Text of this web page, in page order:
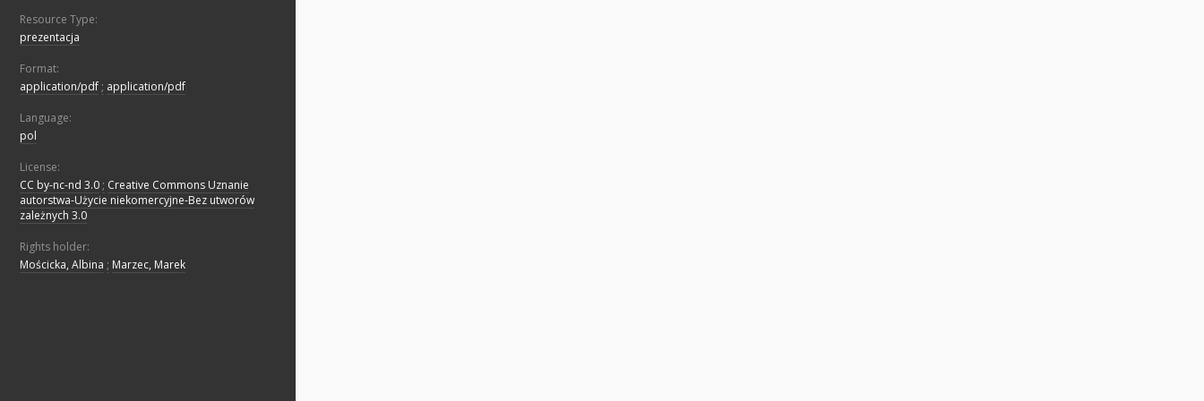
Resource Type:
prezentacja
Format:
application/pdf ; application/pdf
Language:
pol
License:
CC by-nc-nd 3.0 ; Creative Commons Uznanie
autorstwa-Użycie niekomercyjne-Bez utworów
zależnych 3.0
Rights holder:
Mościcka, Albina ; Marzec, Marek